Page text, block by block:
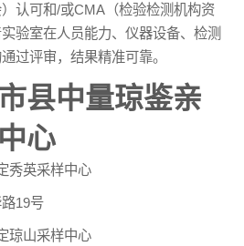
认可和/或CMA（检验检测机构资
验室在人员能力、仪器设备、检测
过评审，结果精准可靠。
县中量琼鉴亲
心
秀英采样中心
19号
琼山采样中心